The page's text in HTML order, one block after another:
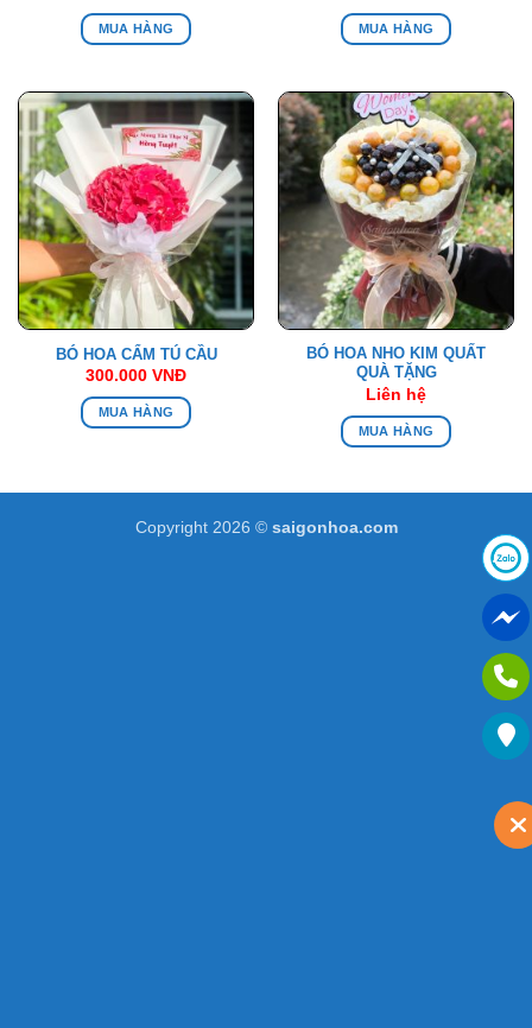
MUA HÀNG MUA HÀNG
BÓ HOA CẨM TÚ CẦU
300.000 VNĐ
MUA HÀNG
BÓ HOA NHO KIM QUẤT
QUÀ TẶNG
Liên hệ
MUA HÀNG
Copyright 2026 © saigonhoa.com